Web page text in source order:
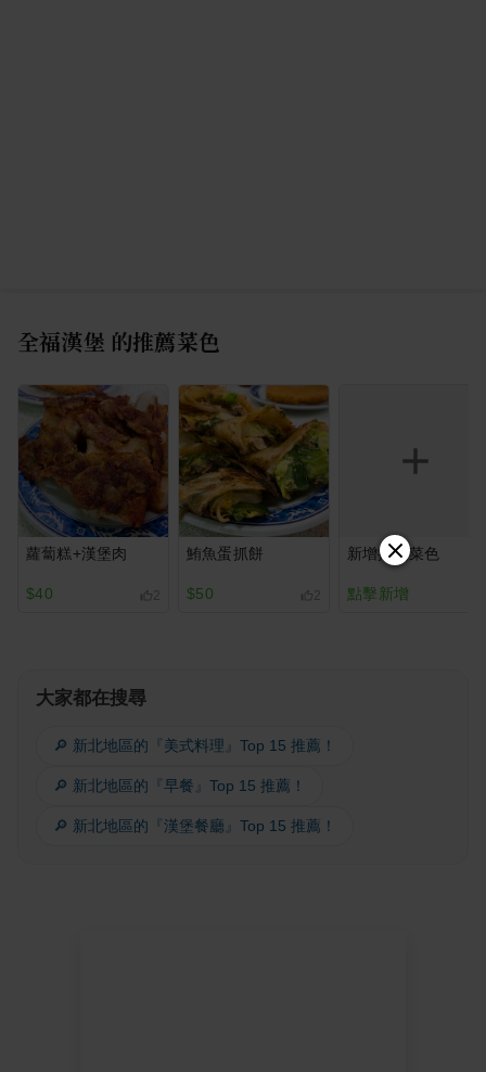
全福漢堡 的推薦菜色
蘿蔔糕+漢堡肉
$40 2
鮪魚蛋抓餅
$50 2
新增推薦菜色
點擊新增
大家都在搜尋
🔎 新北地區的『美式料理』Top 15 推薦！
🔎 新北地區的『早餐』Top 15 推薦！
🔎 新北地區的『漢堡餐廳』Top 15 推薦！